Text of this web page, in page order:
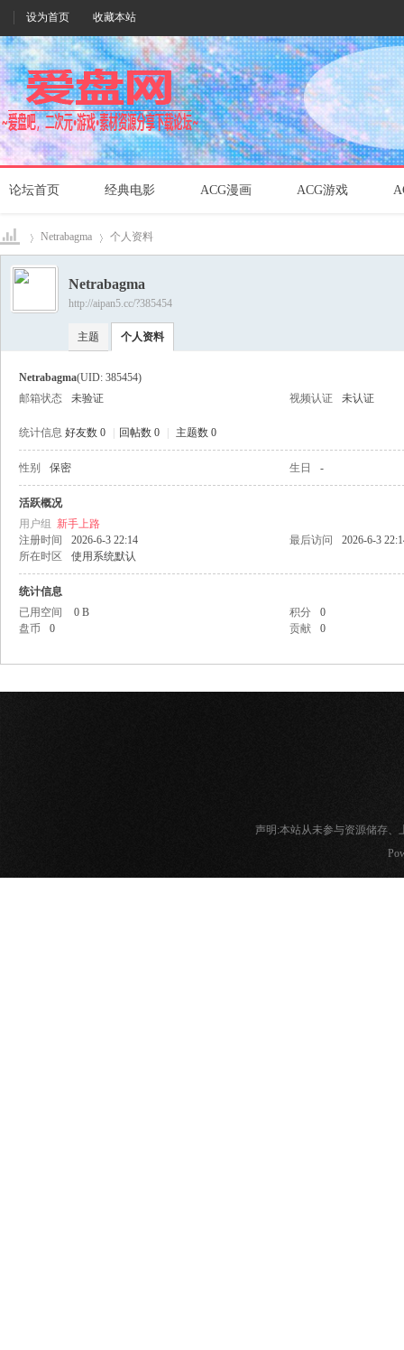
设为首页 收藏本站
论坛首页 经典电影 ACG漫画 ACG游戏
爱盘›
Netrabagma 个人资料
Netrabagma
http://aipan5.cc/?385454
主题 个人资料
Netrabagma(UID: 385454)
邮箱状态
未验证 视频认证 未认证
统计信息 好友数 0 回帖数 0 主题数 0
性别 保密 生日 -
活跃概况
用户组 新手上路
注册时间
2026-6-3 22:14 最后访问
2026-6-3
所在时区
使用系统默认
统计信息
已用空间
0 B 积分
0
盘币
0 贡献 0
声明:本站从未参与资源储存、